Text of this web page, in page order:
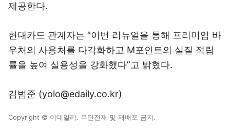
제공한다.
현대카드 관계자는 “이번 리뉴얼을 통해 프리미엄 바
우처의 사용처를 다각화하고 M포인트의 실질 적립
률을 높여 실용성을 강화했다”고 밝혔다.
김범준 (yolo@edaily.co.kr)
Copyright © 이데일리. 무단전재 및 재배포 금지.